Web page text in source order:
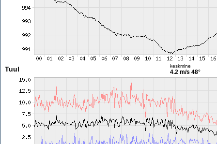
Tuul keskmine
4.2 m/s 48°